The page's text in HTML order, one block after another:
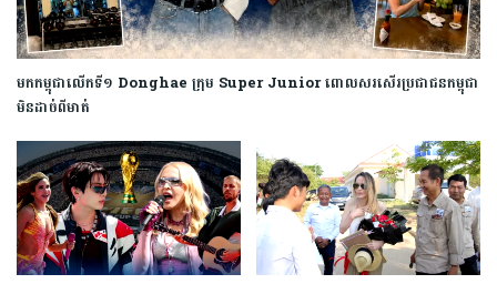
មកកម្ពុជាលើកទី១ Donghae ក្រុម Super Junior ពោលសរសើរប្រជាជនកម្ពុជា
មិនដាច់ពីមាត់